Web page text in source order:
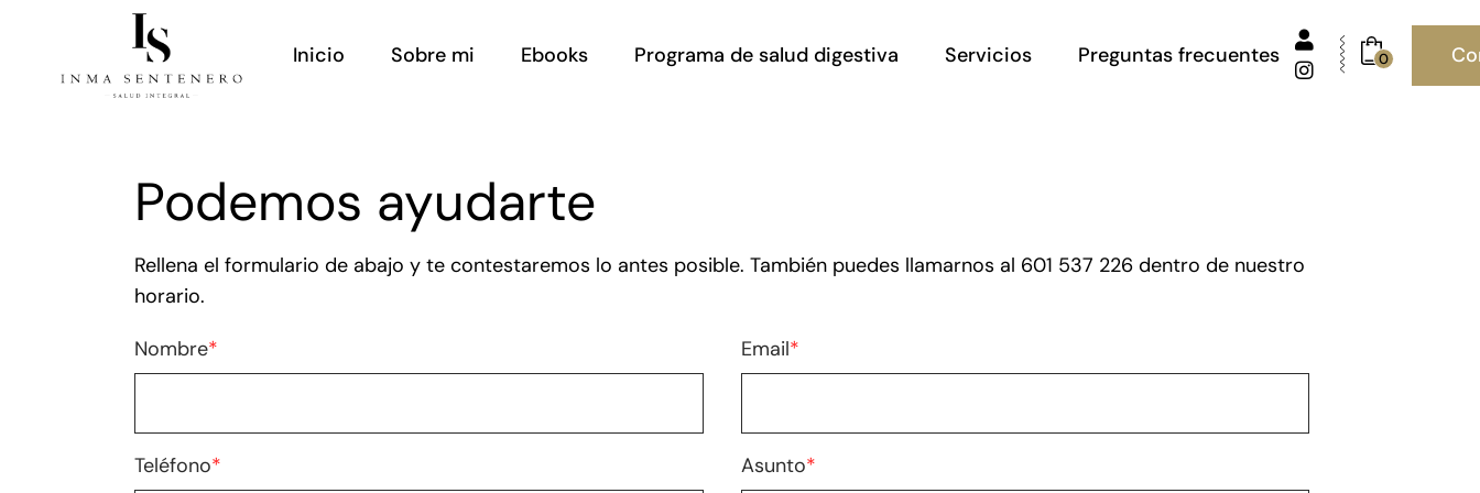
Inicio Sobre mi Ebooks Programa de salud digestiva Servicios Preguntas frecuentes 0
Podemos ayudarte
Rellena el formulario de abajo y te contestaremos lo antes posible. También puedes llamarnos al 601 537 226 dentro de nuestro
horario.
Nombre* Email*
Teléfono* Asunto*